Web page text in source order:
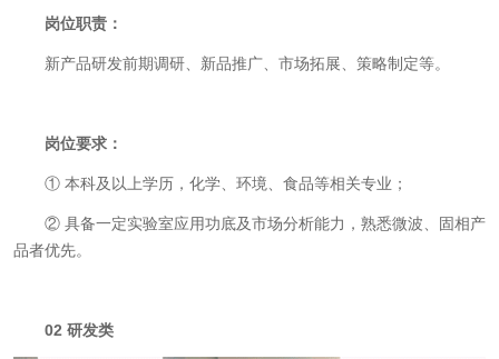
岗位职责：
新产品研发前期调研、新品推广、市场拓展、策略制定等。
岗位要求：
① 本科及以上学历，化学、环境、食品等相关专业；
② 具备一定实验室应用功底及市场分析能力，熟悉微波、固相产
品者优先。
02 研发类